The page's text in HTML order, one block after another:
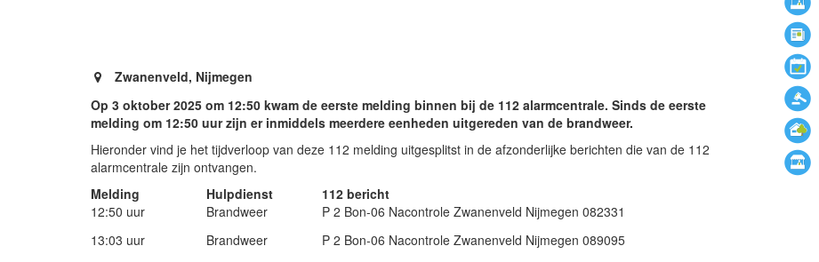
Zwanenveld, Nijmegen
Op 3 oktober 2025 om 12:50 kwam de eerste melding binnen bij de 112 alarmcentrale. Sinds de eerste
melding om 12:50 uur zijn er inmiddels meerdere eenheden uitgereden van de brandweer.
Hieronder vind je het tijdverloop van deze 112 melding uitgesplitst in de afzonderlijke berichten die van de 112
alarmcentrale zijn ontvangen.
Melding
Hulpdienst
112 bericht
12:50 uur
Brandweer
P 2 Bon-06 Nacontrole Zwanenveld Nijmegen 082331
13:03 uur
Brandweer P 2 Bon-06 Nacontrole Zwanenveld Nijmegen 089095